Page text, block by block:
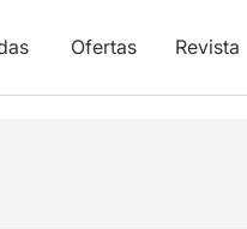
Ofertas Revista